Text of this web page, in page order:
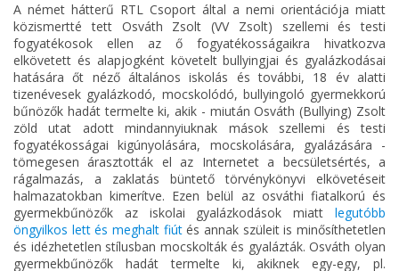
A német hátterű RTL Csoport által a nemi orientációja miatt
közismertté tett Osváth Zsolt (VV Zsolt) szellemi és testi
fogyatékosok ellen az ő fogyatékosságaikra hivatkozva
elkövetett és alapjogként követelt bullyingjai és gyalázkodásai
hatására őt néző általános iskolás és további, 18 év alatti
tizenévesek gyalázkodó, mocskolódó, bullyingoló gyermekkorú
bűnözők hadát termelte ki, akik - miután Osváth (Bullying) Zsolt
zöld utat adott mindannyiuknak mások szellemi és testi
fogyatékosságai kigúnyolására, mocskolására, gyalázására -
tömegesen árasztották el az Internetet a becsületsértés, a
rágalmazás, a zaklatás büntető törvénykönyvi elkövetéseit
halmazatokban kimerítve. Ezen belül az osváthi fiatalkorú és
gyermekbűnözők az iskolai gyalázkodások miatt legutóbb
öngyilkos lett és meghalt fiútés annak szüleit is minősíthetetlen
és idézhetetlen stílusban mocskolták és gyalázták. Osváth olyan
gyermekbűnözők hadát termelte ki, akiknek egy-egy, pl.